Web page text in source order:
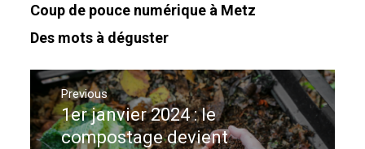
Coup de pouce numérique à Metz
Des mots à déguster
Navigation
de
l’article
Previous
Previous
post:
1er janvier 2024 : le
compostage devient